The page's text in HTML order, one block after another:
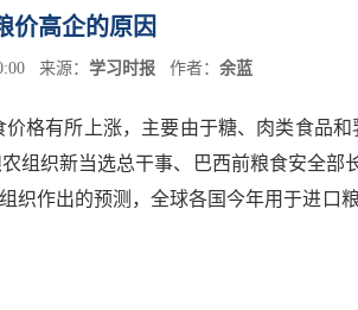
价高企的原因
来源： 学习时报 作者： 余蓝
有所上涨，主要由于糖、肉类食品和
组织新当选总干事、巴西前粮食安全部
作出的预测，全球各国今年用于进口